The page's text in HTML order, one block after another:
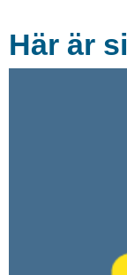
Här är